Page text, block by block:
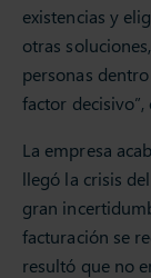
existencias y
otras
personas
factor decisivo”,
La empresa
llegó la crisis
gran
facturación se
resultó que no